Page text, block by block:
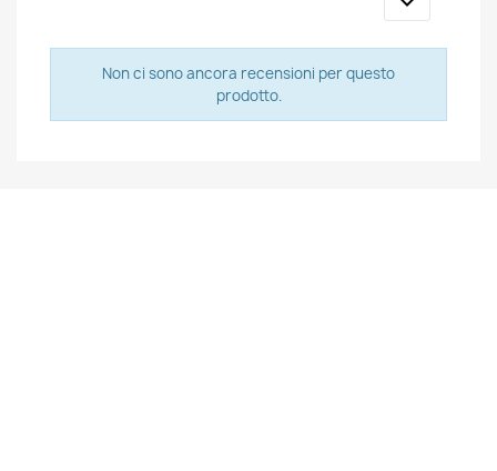
Non ci sono ancora recensioni per questo
prodotto.